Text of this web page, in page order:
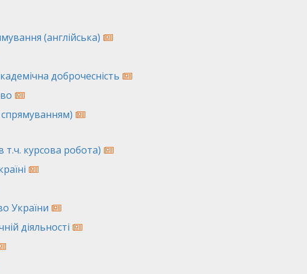
(англійська)
доброчесність
курсова робота)
України
діяльності